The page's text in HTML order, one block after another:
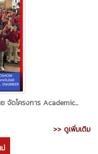
จัดโครงการ Academic...
>> ดูเพิ่มเติม